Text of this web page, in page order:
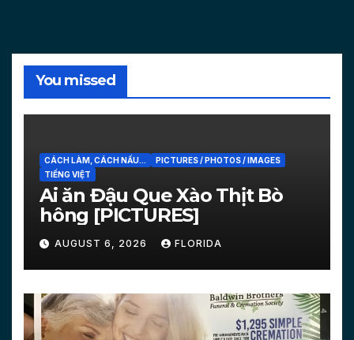
You missed
CÁCH LÀM, CÁCH NẤU...
PICTURES / PHOTOS / IMAGES
TIẾNG VIỆT
Ai ăn Đậu Que Xào Thịt Bò
hông [PICTURES]
AUGUST 6, 2026 FLORIDA